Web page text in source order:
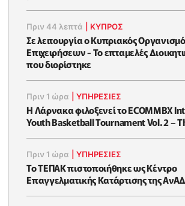
Πριν 44 λεπτά ΚΥΠΡΟΣ
Σε λειτουργία ο Κυπριακός
Επιχειρήσεων - To επταμελές
που διορίστηκε
Πριν 1 ώρα |ΥΠΗΡΕΣΙΕΣ
Η Λάρνακα φιλοξενεί το ECOMMBX
Youth Basketball Tournament Vol. 2 –
Πριν 1 ώρα |ΥΠΗΡΕΣΙΕΣ
Το ΤΕΠΑΚ πιστοποιήθηκε ως Κέντρο
Επαγγελματικής Κατάρτισης της ΑνΑΔ